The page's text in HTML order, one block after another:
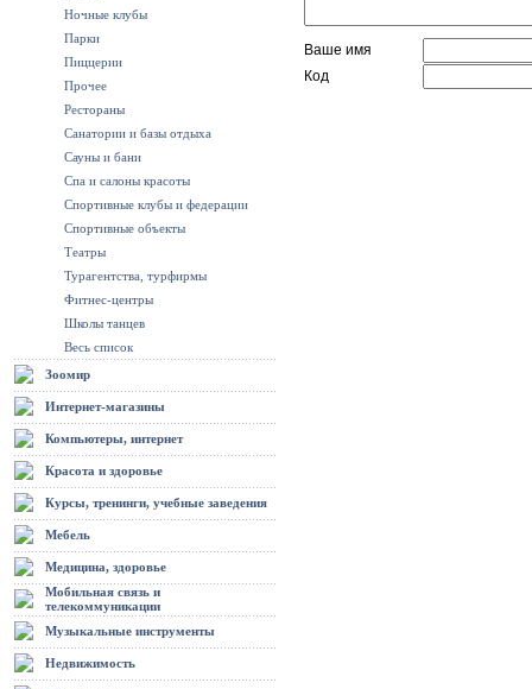
Ночные клубы
Парки
Пиццерии
Прочее
Рестораны
Санатории и базы отдыха
Сауны и бани
Спа и салоны красоты
Спортивные клубы и федерации
Спортивные объекты
Театры
Турагентства, турфирмы
Фитнес-центры
Школы танцев
Весь список
Зоомир
Интернет-магазины
Компьютеры, интернет
Красота и здоровье
Курсы, тренинги, учебные заведения
Мебель
Медицина, здоровье
Мобильная связь и
телекоммуникации
Музыкальные инструменты
Недвижимость
Ваше имя
Код